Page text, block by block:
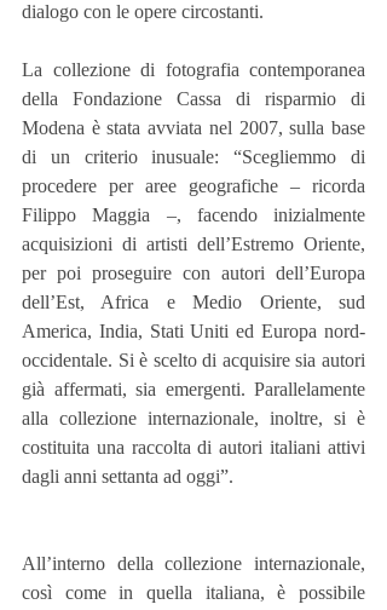
dialogo con le opere circostanti.
La collezione di fotografia contemporanea
della Fondazione Cassa di risparmio di
Modena è stata avviata nel 2007, sulla base
di un criterio inusuale: “Scegliemmo di
procedere per aree geografiche – ricorda
Filippo Maggia –, facendo inizialmente
acquisizioni di artisti dell’Estremo Oriente,
per poi proseguire con autori dell’Europa
dell’Est, Africa e Medio Oriente, sud
America, India, Stati Uniti ed Europa nord-
occidentale. Si è scelto di acquisire sia autori
già affermati, sia emergenti. Parallelamente
alla collezione internazionale, inoltre, si è
costituita una raccolta di autori italiani attivi
dagli anni settanta ad oggi”.
All’interno della collezione internazionale,
così come in quella italiana, è possibile